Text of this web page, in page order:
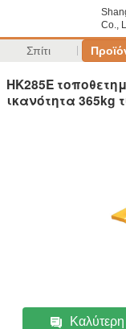
Co.,
Σπίτι
HK285E
ικανότητα 365kg
Καλύτερη